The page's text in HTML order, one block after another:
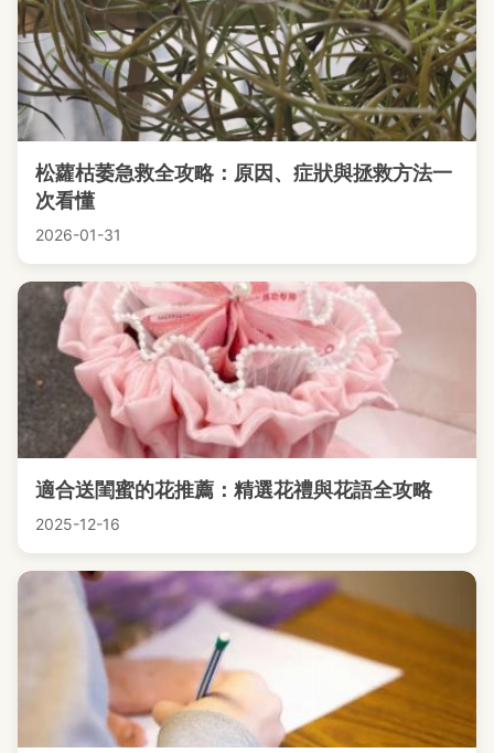
松蘿枯萎急救全攻略：原因、症狀與拯救方法一
次看懂
2026-01-31
適合送閨蜜的花推薦：精選花禮與花語全攻略
2025-12-16